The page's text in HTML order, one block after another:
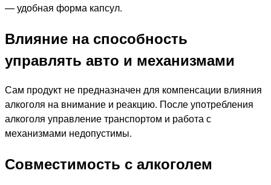
— удобная форма капсул.
Влияние на способность
управлять авто и механизмами
Сам продукт не предназначен для компенсации влияния
алкоголя на внимание и реакцию. После употребления
алкоголя управление транспортом и работа с
механизмами недопустимы.
Совместимость с алкоголем